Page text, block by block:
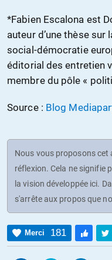
*Fabien Escalona est
auteur d’une thèse
social-démocratie
éditorial des entretien
membre du pôle «
Source : Blog
Nous vous proposons
réflexion. Cela ne signifie
la vision développée ici.
s'arrête aux propos que
Merci 181